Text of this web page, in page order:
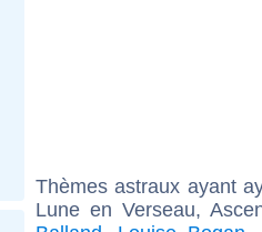
Thèmes astraux ayant
Lune en Verseau,